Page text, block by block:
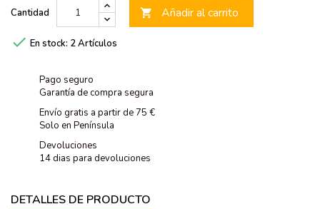
Cantidad  Añadir al carrito
 En stock: 2 Artículos
Pago seguro
Garantía de compra segura
Envío gratis a partir de 75 €
Solo en Península
Devoluciones
14 dias para devoluciones
DETALLES DE PRODUCTO